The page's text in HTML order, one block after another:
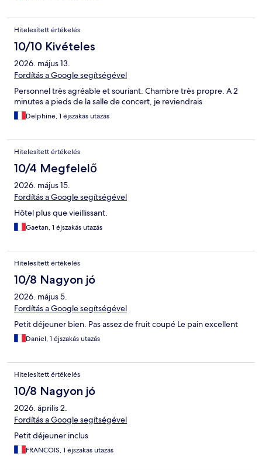
Hitelesített értékelés
10/10 Kivételes
2026. május 13.
Fordítás a Google segítségével
Personnel très agréable et souriant. Chambre très propre. A 2
minutes a pieds de la salle de concert, je reviendrais
Delphine, 1 éjszakás utazás
Hitelesített értékelés
10/4 Megfelelő
2026. május 15.
Fordítás a Google segítségével
Hôtel plus que vieillissant.
Gaetan, 1 éjszakás utazás
Hitelesített értékelés
10/8 Nagyon jó
2026. május 5.
Fordítás a Google segítségével
Petit déjeuner bien. Pas assez de fruit coupé Le pain excellent
Daniel, 1 éjszakás utazás
Hitelesített értékelés
10/8 Nagyon jó
2026. április 2.
Fordítás a Google segítségével
Petit déjeuner inclus
FRANCOIS, 1 éjszakás utazás